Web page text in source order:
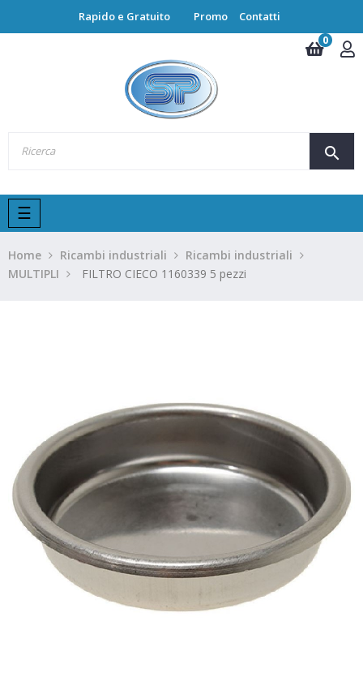
Rapido e Gratuito Promo Contatti
search
0
navigazione
Toggle
☰
Home Ricambi industriali
Ricambi industriali
MULTIPLI
FILTRO CIECO 1160339 5 pezzi